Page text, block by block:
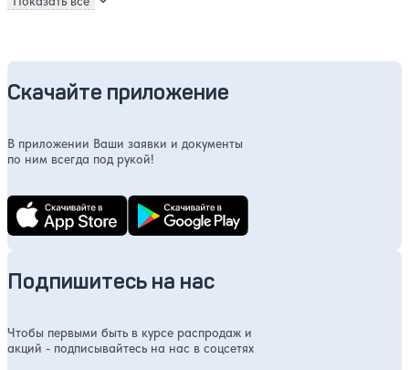
Скачайте приложение
В приложении Ваши заявки и документы
по ним всегда под рукой!
Подпишитесь на нас
Чтобы первыми быть в курсе распродаж и
акций - подписывайтесь на нас в соцсетях